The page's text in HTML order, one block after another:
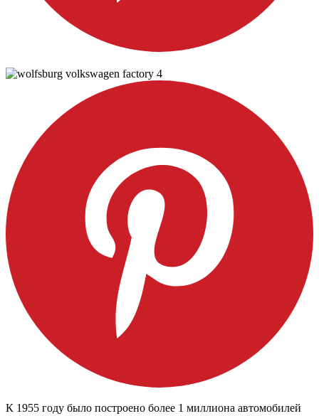
К 1955 году было построено более 1 миллиона автомобилей